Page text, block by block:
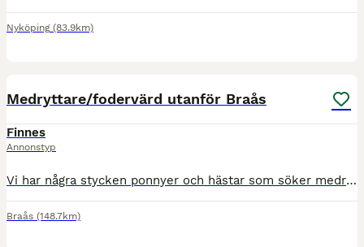
Nyköping (83.9km)
Medryttare/fodervärd utanför Braås
Finnes
Annonstyp
Vi har några stycken ponnyer och hästar som söker medryttare/fodervärd på deltid torsdagar och en dag på helgen , nån fler dagar. Dom ska ej flyttas då dom används i verksamhet i övrigt. Vi har ridhus
Braås (148.7km)